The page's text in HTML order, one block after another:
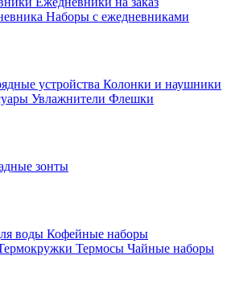
Наборы с ежедневниками
устройства Колонки и наушники
Увлажнители Флешки
зонты
воды Кофейные наборы
Термосы Чайные наборы